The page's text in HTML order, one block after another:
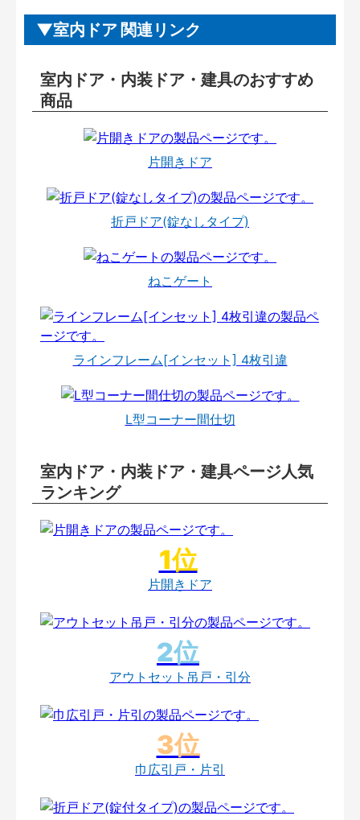
室内ドア 関連リンク
室内ドア・内装ドア・建具のおすすめ
商品
片開きドア
折戸ドア(錠なしタイプ)
ねこゲート
ラインフレーム[インセット] 4枚引違
L型コーナー間仕切
室内ドア・内装ドア・建具ページ人気
ランキング
片開きドア
アウトセット吊戸・引分
巾広引戸・片引